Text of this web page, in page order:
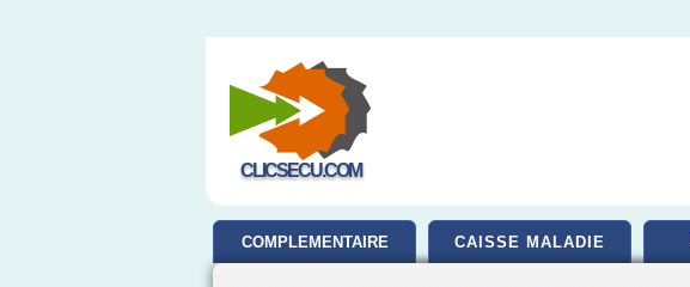
CLICSECU.COM
COMPLEMENTAIRE CAISSE MALADIE